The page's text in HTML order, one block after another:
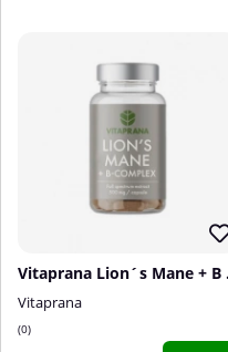
Vitaprana
0